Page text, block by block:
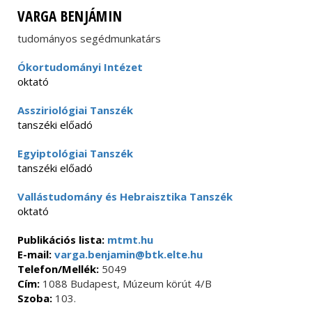
VARGA BENJÁMIN
tudományos segédmunkatárs
Ókortudományi Intézet
oktató
Assziriológiai Tanszék
tanszéki előadó
Egyiptológiai Tanszék
tanszéki előadó
Vallástudomány és Hebraisztika Tanszék
oktató
Publikációs lista: mtmt.hu
E-mail: varga.benjamin@btk.elte.hu
Telefon/Mellék: 5049
Cím: 1088 Budapest, Múzeum körút 4/B
Szoba: 103.